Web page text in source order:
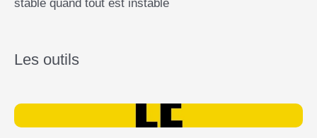
stable quand tout est instable
Les outils